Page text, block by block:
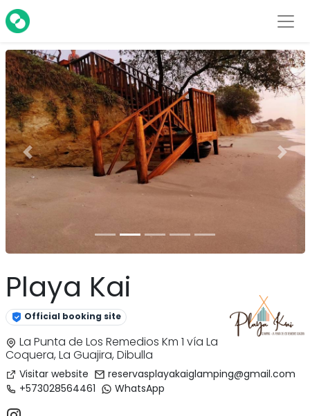
Previa
Playa Kai
Official booking site
La Punta de Los Remedios Km 1 vía La
Coquera, La Guajira, Dibulla
Visitar website
reservasplayakaiglamping@gmail.com
+573028564461
WhatsApp